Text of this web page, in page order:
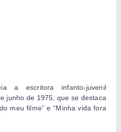
a escritora infanto-juvenil
junho de 1975, que se destaca
meu filme” e “Minha vida fora